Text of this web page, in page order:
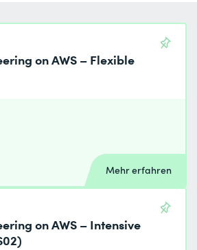
on AWS – Flexible
Mehr erfahren
on AWS – Intensive